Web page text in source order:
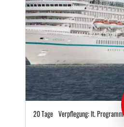
20 Tage Verpflegung: lt. Programm